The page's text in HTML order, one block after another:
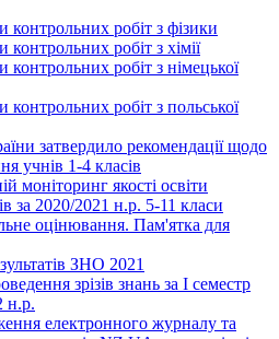
контрольних робіт з фізики
контрольних робіт з хімії
контрольних робіт з німецької
контрольних робіт з польської
затвердило рекомендації щодо
учнів 1-4 класів
моніторинг якості освіти
за 2020/2021 н.р. 5-11 класи
оцінювання. Пам'ятка для
ЗНО 2021
зрізів знань за І семестр
н.р.
електронного журналу та